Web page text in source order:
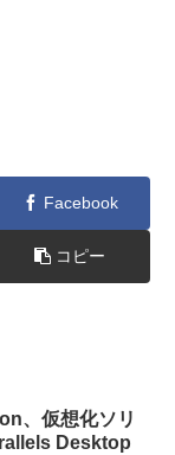
Facebook
コピー
、仮想化ソリ
Desktop